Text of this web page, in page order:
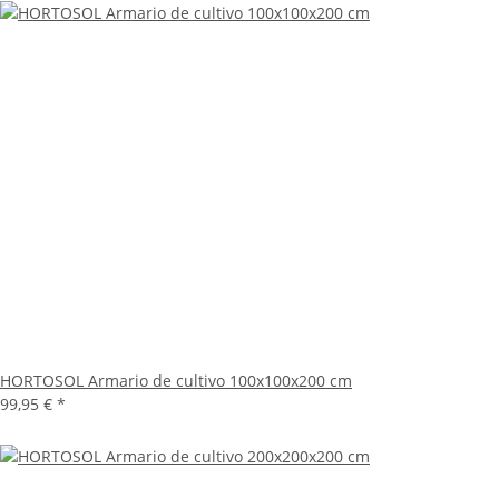
HORTOSOL Armario de cultivo 100x100x200 cm
99,95 € *